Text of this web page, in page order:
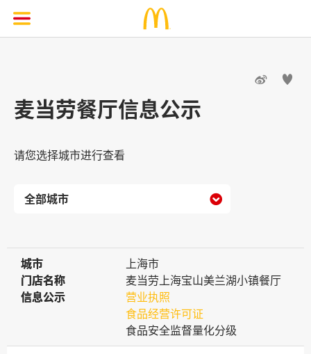
 
麦当劳餐厅信息公示
请您选择城市进行查看

城市
城市
上海市
门店名称
门店名称
麦当劳上海宝山美兰湖小镇餐厅
信息公示
信息公示
营业执照
食品经营许可证
食品安全监督量化分级